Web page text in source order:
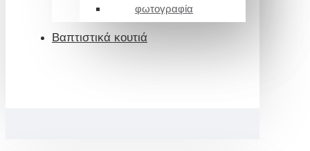
φωτογραφία
Βαπτιστικά κουτιά